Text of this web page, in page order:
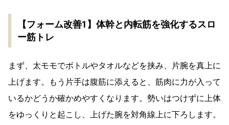
【フォーム改善1】体幹と内転筋を強化するスロ
ー筋トレ
まず、太モモでボトルやタオルなどを挟み、片腕を真上に
上げます。もう片手は腹筋に添えると、筋肉に力が入って
いるかどうか確かめやすくなります。勢いはつけずに上体
をゆっくりと起こし、上げた腕を対角線上に下ろします。